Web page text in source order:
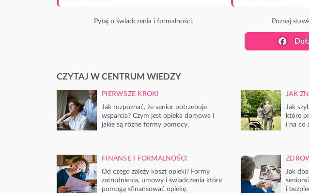
Pytaj o świadczenia i formalności. Poznaj
CZYTAJ W CENTRUM WIEDZY
PIERWSZE KROKI
Jak rozpoznać, że senior potrzebuje
wsparcia? Czym jest opieka domowa i
jakie są różne formy pomocy.
JAK
Jak
które
i na co
FINANSE I FORMALNOŚCI
Od czego zależy koszt opieki? Formy
zatrudnienia, umowy i świadczenia które
pomogą sfinansować opiekę.
Jak
i